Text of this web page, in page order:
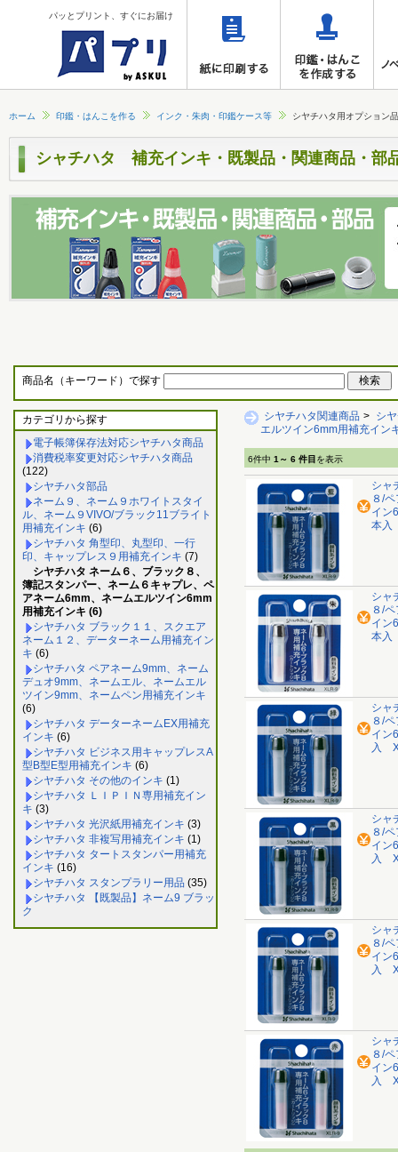
パッとプリント、すぐにお届け
ホーム 印鑑・はんこを作る インク・朱肉・印鑑ケース等 シヤチハタ用オプション品
シャチハタ 補充インキ・既製品・関連商品・部
商品名（キーワード）で探す
カテゴリから探す
電子帳簿保存法対応シヤチハタ商品
消費税率変更対応シヤチハタ商品
(122)
シヤチハタ部品
ネーム９、ネーム９ホワイトスタイ
ル、ネーム９VIVO/ブラック11ブライト
用補充インキ (6)
シヤチハタ 角型印、丸型印、一行
印、キャップレス９用補充インキ (7)
シヤチハタ ネーム６、ブラック８、
簿記スタンパー、ネーム６キャプレ、ペ
アネーム6mm、ネームエルツイン6mm
用補充インキ (6)
シヤチハタ ブラック１１、スクエア
ネーム１２、データーネーム用補充イン
キ (6)
シヤチハタ ペアネーム9mm、ネーム
デュオ9mm、ネームエル、ネームエル
ツイン9mm、ネームペン用補充インキ
(6)
シヤチハタ データーネームEX用補充
インキ (6)
シヤチハタ ビジネス用キャップレスA
型B型E型用補充インキ (6)
シヤチハタ その他のインキ (1)
シヤチハタ ＬＩＰＩＮ専用補充イン
キ (3)
シヤチハタ 光沢紙用補充インキ (3)
シヤチハタ 非複写用補充インキ (1)
シヤチハタ タートスタンパー用補充
インキ (16)
シヤチハタ スタンプラリー用品 (35)
シヤチハタ 【既製品】ネーム9 ブラッ
ク
シヤチハタ関連商品 > シ
エルツイン6mm用補充イン
6件中 1～ 6 件目 を表示
シャ
８/
イ
本入
シャ
８/
イ
本入
シャ
８/
イ
入
シャ
８/
イ
入
シャ
８/
イ
入
シャ
８/
イ
入